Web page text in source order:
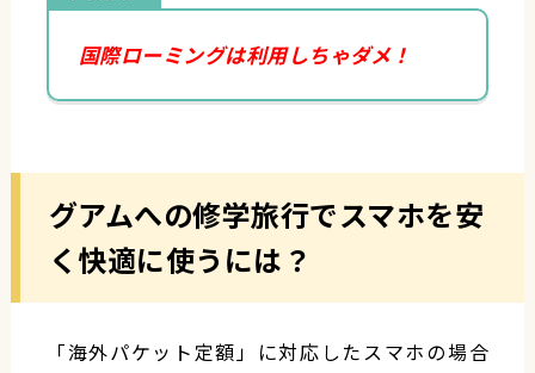
国際ローミングは利用しちゃダメ！
グアムへの修学旅行でスマホを安
く快適に使うには？
「海外パケット定額」に対応したスマホの場合